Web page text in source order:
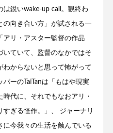
は鋭いwake-up call。観終わ
の向き合い方」が試される一
アリ・アスター監督の作品
いていて、監督のなかではそ
わからないと思って怖がって
ーのTaiTanは「もはや現実
代に、それでもなおアリ・
ぎる怪作。」、 ジャーナリ
に今我々の生活を蝕んでいる